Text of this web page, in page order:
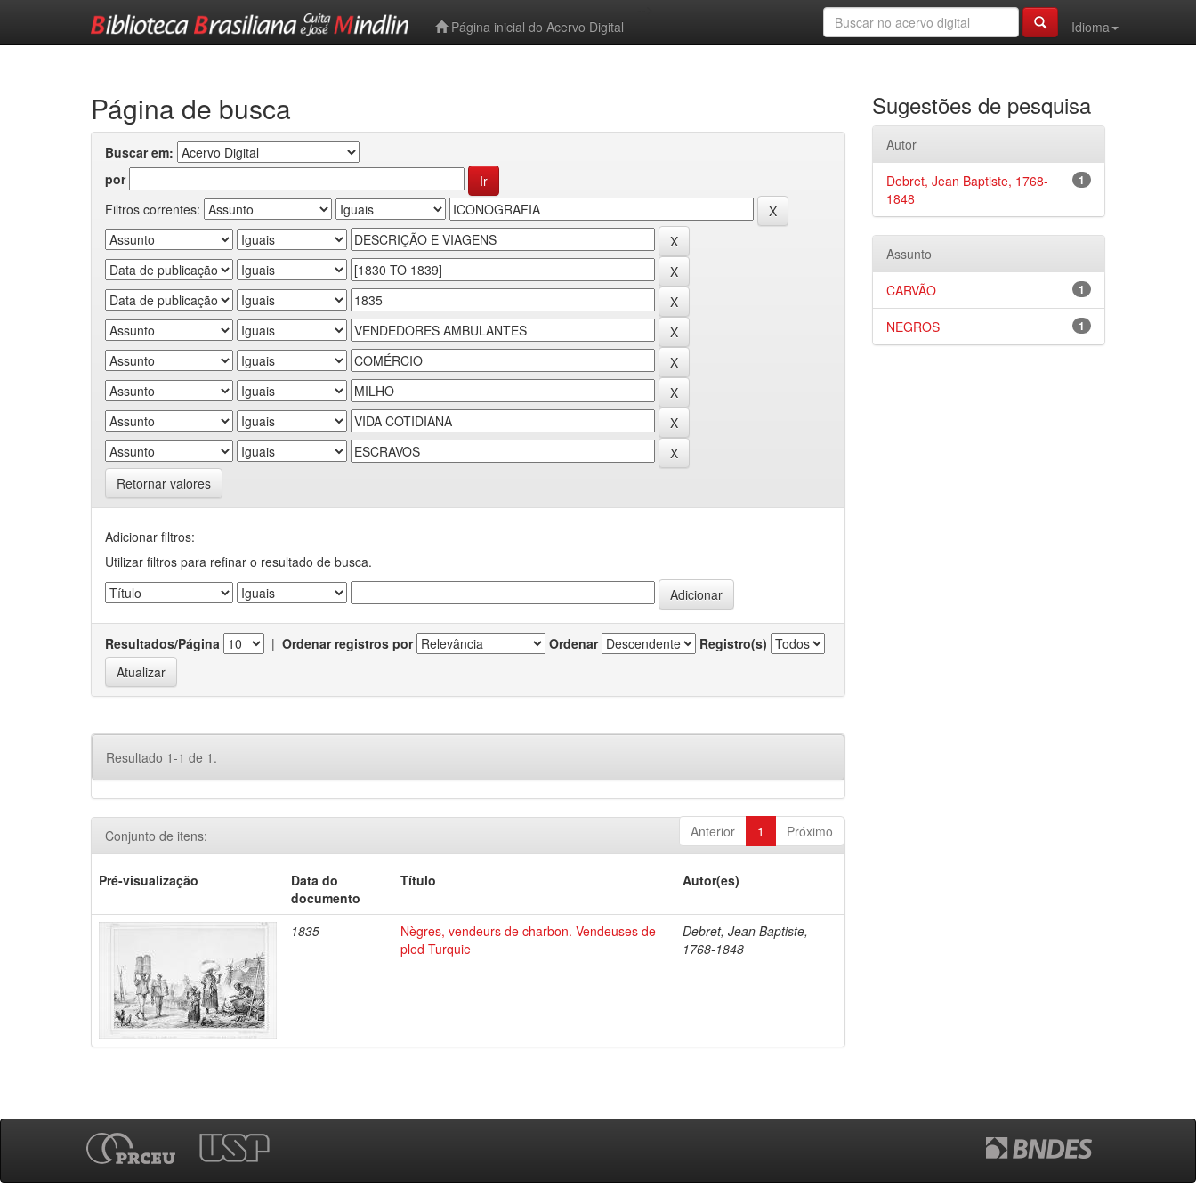
Página inicial do Acervo Digital
Idioma
Página de busca
Buscar em:
por
Filtros correntes:
Retornar valores
Adicionar filtros:
Utilizar filtros para refinar o resultado de busca.
Resultados/Página | Ordenar registros por Ordenar Registro(s)
Resultado 1-1 de 1.
Anterior 1 Próximo
Conjunto de itens:
Pré-visualização
Data do
documento
Título Autor(es)
1835
Nègres, vendeurs de charbon. Vendeuses de
pled Turquie
Debret, Jean Baptiste,
1768-1848
Sugestões de pesquisa
Autor
1
Debret, Jean Baptiste, 1768-
1848
Assunto
1
CARVÃO
1
NEGROS